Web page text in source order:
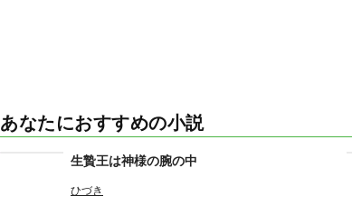
あなたにおすすめの小説
生贄王は神様の腕の中
ひづき